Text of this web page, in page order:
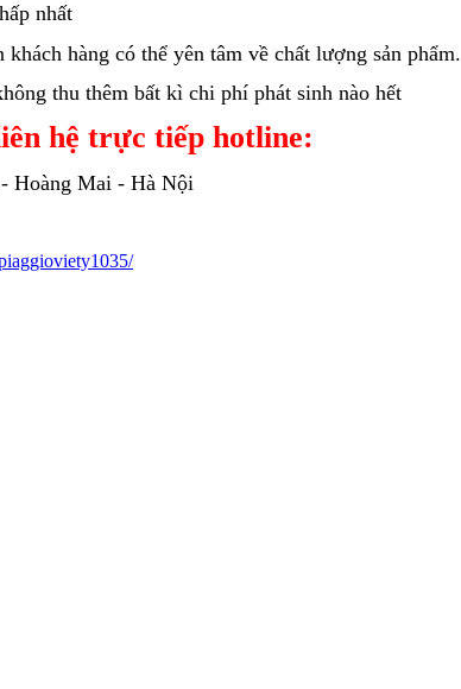
nhất
hàng có thể yên tâm về chất lượng sản phẩm.
thu thêm bất kì chi phí phát sinh nào hết
hệ trực tiếp hotline:
Hoàng Mai - Hà Nội